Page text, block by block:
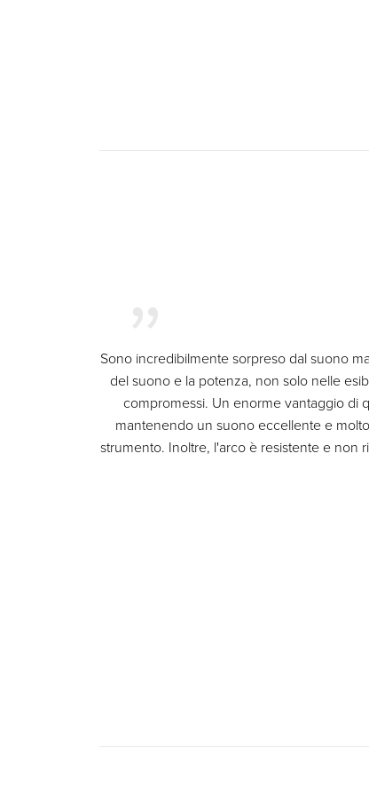
Sono incredibilmente sorpreso dal suono
del suono e la potenza, non solo nelle
compromessi. Un enorme vantaggio di
mantenendo un suono eccellente e
strumento. Inoltre, l'arco è resistente e non